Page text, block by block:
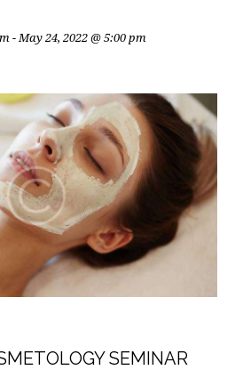
-May 24, 2022 @ 5:00 pm
SEMINAR